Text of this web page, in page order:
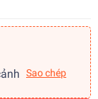
Sao chép